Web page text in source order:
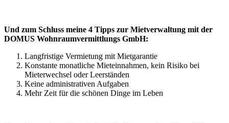
Und zum Schluss meine 4 Tipps zur Mietverwaltung mit der
DOMUS Wohnraumvermittlungs GmbH:
Langfristige Vermietung mit Mietgarantie
Konstante monatliche Mieteinnahmen, kein Risiko bei
Mieterwechsel oder Leerständen
Keine administrativen Aufgaben
Mehr Zeit für die schönen Dinge im Leben